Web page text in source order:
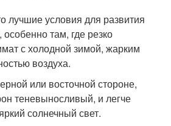
лучшие условия для развития
там, где резко
с холодной зимой, жарким
воздуха.
или восточной стороне,
теневыносливый, и легче
солнечный свет.